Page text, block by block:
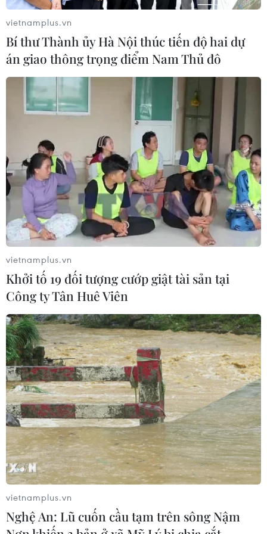
bước vào thử thách lớn nhất
03/08/2026 13:04
Xem trực tiếp Indonesia-Việt Nam tại
ASEAN Cup 2026 trên kênh nào?
03/08/2026 09:21
Đội tuyển Việt Nam đặt mục
tiêu 3 điểm, cảnh báo Indonesia
trước giờ G
03/08/2026 07:39
CƠ QUAN CHỦ QUẢN: THÔNG TẤN XÃ VIỆT NAM
Tổng Biên tập: TRẦN TIẾN DUẨN
Phó Tổng Biên tập: NGUYỄN THỊ TÁM, KHÚC THANH
THỦY
Sở hữu trí tuệ
Quy định sử dụng
RSS
Hỗ trợ
Ngôn ngữ
TTXVN
Dịch vụ tin
Liên hệ
vietnamplus.vn
Bí thư Thành ủy Hà Nội thúc tiến độ hai dự
án giao thông trọng điểm Nam Thủ đô
vietnamplus.vn
Khởi tố 19 đối tượng cướp giật tài sản tại
Công ty Tân Huê Viên
vietnamplus.vn
Nghệ An: Lũ cuốn cầu tạm trên sông Nậm